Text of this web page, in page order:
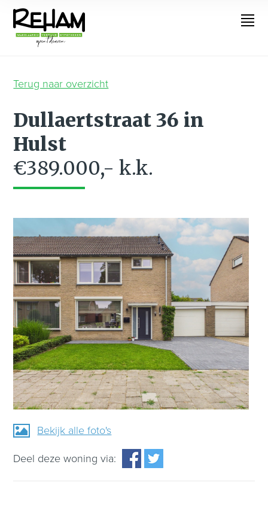
Terug naar overzicht
Dullaertstraat 36 in
Hulst
€389.000,- k.k.
Bekijk alle foto's
Deel deze woning via: